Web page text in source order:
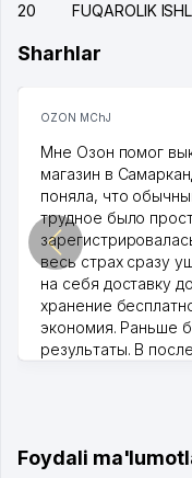
20
Sharhlar
OZON MChJ
Мне Озон помог
магазин в
поняла, что
трудное было
весь страх сразу
на себя доставку
хранение
экономия. Раньше
результаты. В
Foydali